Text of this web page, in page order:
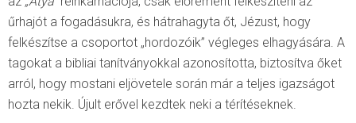
űrhajót a fogadásukra, és hátrahagyta őt, Jézust, hogy
felkészítse a csoportot „hordozóik” végleges elhagyására. A
tagokat a bibliai tanítványokkal azonosította, biztosítva őket
arról, hogy mostani eljövetele során már a teljes igazságot
hozta nekik. Újult erővel kezdtek neki a térítéseknek.